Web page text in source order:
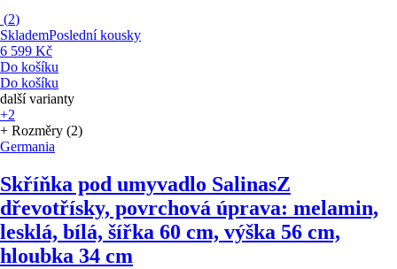
(2)
SklademPoslední kousky
6 599 Kč
Do košíku
Do košíku
další varianty
+2
+ Rozměry (2)
Germania
Skříňka pod umyvadlo SalinasZ
dřevotřísky, povrchová úprava: melamin,
lesklá, bílá, šířka 60 cm, výška 56 cm,
hloubka 34 cm